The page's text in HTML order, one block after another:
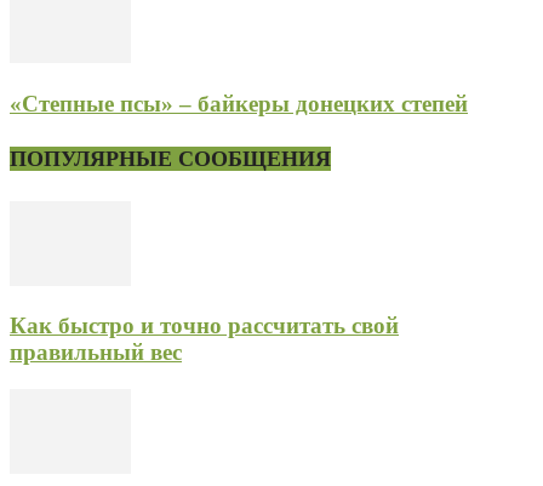
«Степные псы» – байкеры донецких степей
ПОПУЛЯРНЫЕ СООБЩЕНИЯ
Как быстро и точно рассчитать свой
правильный вес